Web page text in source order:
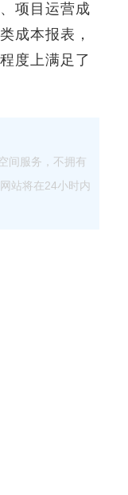
项目运营成
成本报表，
度上满足了
间服务，不拥有
站将在24小时内